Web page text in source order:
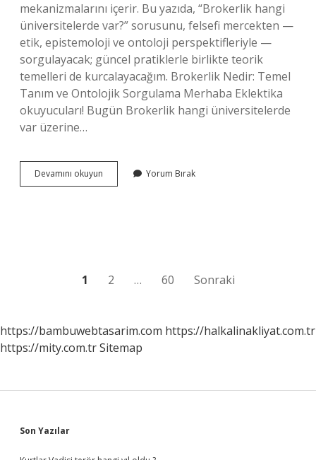
mekanizmalarını içerir. Bu yazıda, “Brokerlik hangi
üniversitelerde var?” sorusunu, felsefi mercekten —
etik, epistemoloji ve ontoloji perspektifleriyle —
sorgulayacak; güncel pratiklerle birlikte teorik
temelleri de kurcalayacağım. Brokerlik Nedir: Temel
Tanım ve Ontolojik Sorgulama Merhaba Eklektika
okuyucuları! Bugün Brokerlik hangi üniversitelerde
var üzerine…
Devamını okuyun Brokerlik
hangi
Yorum Bırak
1 2 … 60 Sonraki
https://bambuwebtasarim.com https://halkalinakliyat.com.tr
https://mity.com.trSitemap
Sidebar
Son Yazılar